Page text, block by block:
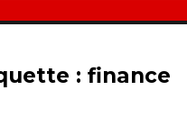
: finance